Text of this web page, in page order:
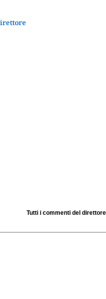
Tutti i commenti del direttore